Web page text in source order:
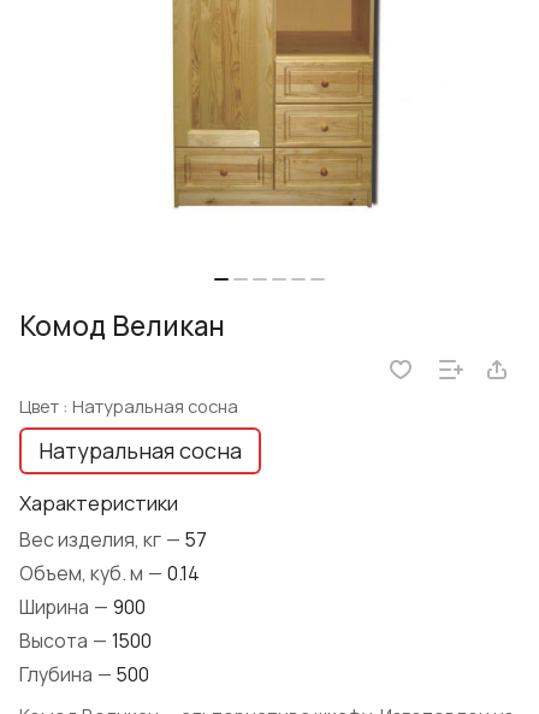
Комод Великан
Цвет : Натуральная сосна
Натуральная сосна
Характеристики
Вес изделия, кг — 57
Объем, куб. м — 0.14
Ширина — 900
Высота — 1500
Глубина — 500